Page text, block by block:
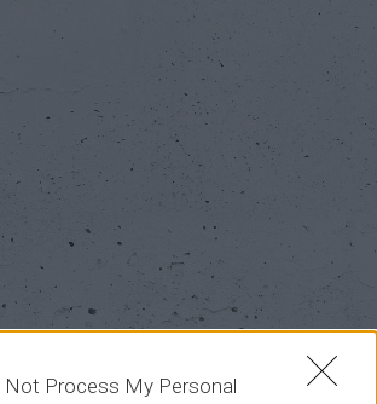
Not Process My Personal